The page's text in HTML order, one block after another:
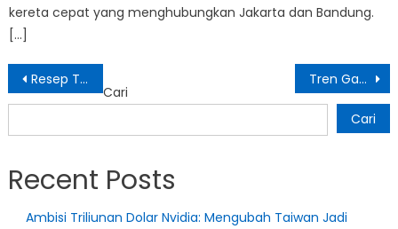
kereta cepat yang menghubungkan Jakarta dan Bandung.
[…]
Navigasi
pos
Resep Tahu Crispy Bumbu Bawang Garam, Camilan Renyah untuk Jualan Tren Gaya Rambut Pria Paling Populer Tahun Ini: Dari French Crop hingga Ivy League
Cari
Cari
Recent Posts
Ambisi Triliunan Dolar Nvidia: Mengubah Taiwan Jadi